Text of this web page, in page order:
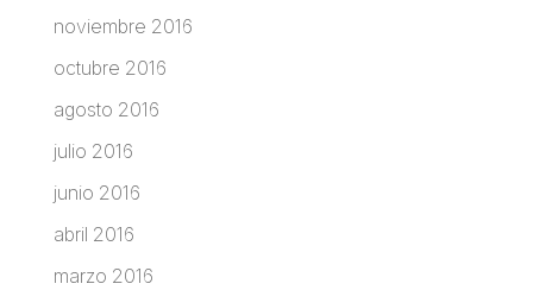
noviembre 2016
octubre 2016
agosto 2016
julio 2016
junio 2016
abril 2016
marzo 2016